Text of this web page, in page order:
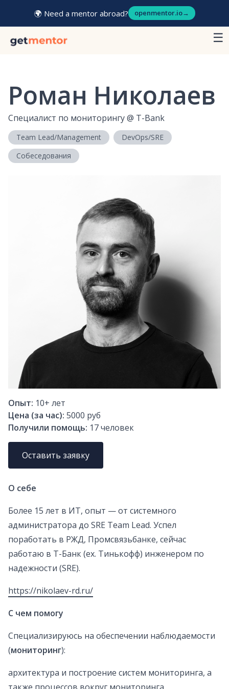
🌍 Need a mentor abroad? openmentor.io→
☰
Роман Николаев
Специалист по мониторингу@ T-Bank
Team Lead/Management
DevOps/SRE
Собеседования
Опыт: 10+ лет
Цена (за час): 5000 руб
Получили помощь: 17человек
Оставить заявку
О себе
Более 15 лет в ИТ, опыт — от системного
администратора до SRE Team Lead. Успел
поработать в РЖД, Промсвязьбанке, сейчас
работаю в Т-Банк (ex. Тинькофф) инженером по
надежности (SRE).
https://nikolaev-rd.ru/
С чем помогу
Специализируюсь на обеспечении наблюдаемости
(мониторинг):
архитектура и построение систем мониторинга, а